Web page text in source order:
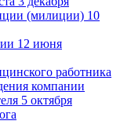
(милиции) 10
12 июня
работника
компании
5 октября